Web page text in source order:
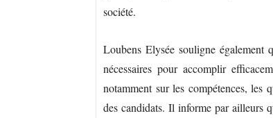
société.
Loubens Elysée souligne également
nécessaires pour accomplir
notamment sur les compétences, les
des candidats. Il informe par ailleurs